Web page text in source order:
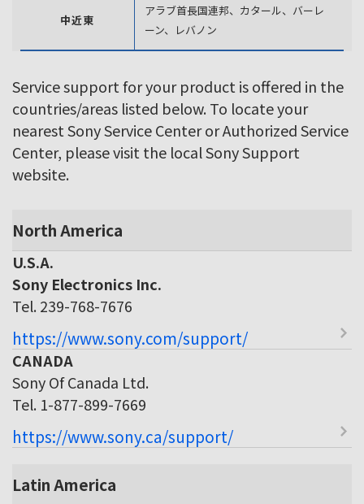
中近東
アラブ首長国連邦、カタール、バーレ
ーン、レバノン
Service support for your product is offered in the
countries/areas listed below. To locate your
nearest Sony Service Center or Authorized Service
Center, please visit the local Sony Support
website.
North America
U.S.A.
Sony Electronics Inc.
Tel. 239-768-7676
https://www.sony.com/support/
CANADA
Sony Of Canada Ltd.
Tel. 1-877-899-7669
https://www.sony.ca/support/
Latin America